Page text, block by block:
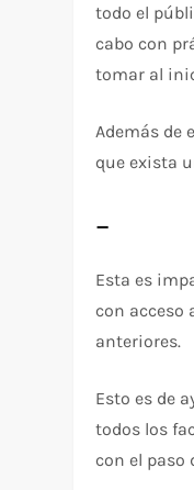
todo el
cabo con
tomar al
Además de
que exista
–
Esta es
con acceso
anteriores.
Esto es de
todos los
con el paso